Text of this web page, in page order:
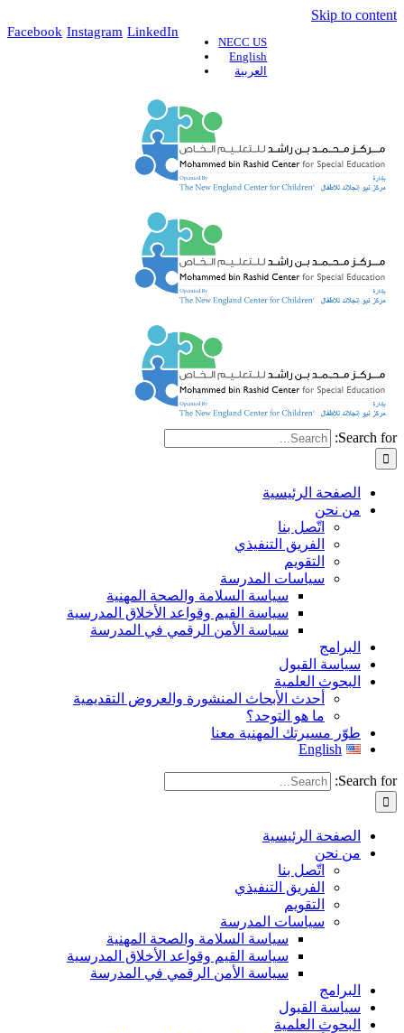
Skip to content
Facebook Instagram LinkedIn
NECC US
English
العربية
Search for:
الصفحة الرئيسية
من نحن
اتّصل بنا
الفريق التنفيذي
التقويم
سياسات المدرسة
سياسة السلامة والصحة المهنية
سياسة القيم وقواعد الأخلاق المدرسية
سياسة الأمن الرقمي في المدرسة
البرامج
سياسة القبول
البحوث العلمية
أحدث الأبحاث المنشورة والعروض التقديمية
ما هو التوحد؟
طوّر مسيرتك المهنية معنا
English
Search for:
الصفحة الرئيسية
من نحن
اتّصل بنا
الفريق التنفيذي
التقويم
سياسات المدرسة
سياسة السلامة والصحة المهنية
سياسة القيم وقواعد الأخلاق المدرسية
سياسة الأمن الرقمي في المدرسة
البرامج
سياسة القبول
البحوث العلمية